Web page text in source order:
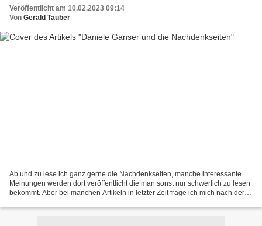
Veröffentlicht am 10.02.2023 09:14
Von Gerald Tauber
Ab und zu lese ich ganz gerne die Nachdenkseiten, manche interessante
Meinungen werden dort veröffentlicht die man sonst nur schwerlich zu lesen
bekommt. Aber bei manchen Artikeln in letzter Zeit frage ich mich nach der